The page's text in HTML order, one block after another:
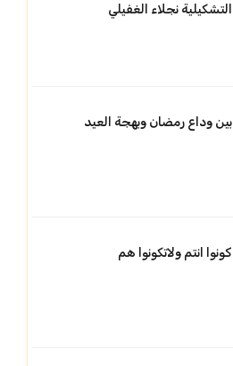
التشكيلية نجلاء الغفيلي
بين وداع رمضان وبهجة العيد
كونوا انتم ولاتكونوا هم